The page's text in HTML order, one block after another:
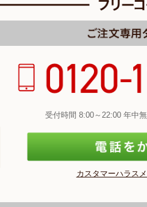
受付時間 8:00～22:00 年中
カスタマーハラス